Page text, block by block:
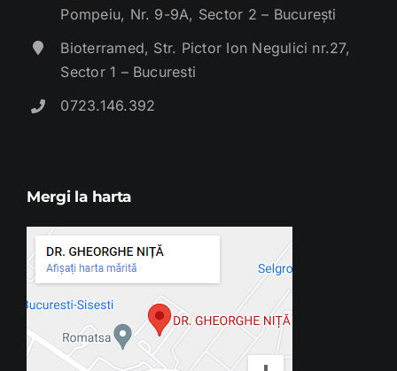
Pompeiu, Nr. 9-9A, Sector 2 – București
Bioterramed, Str. Pictor Ion Negulici nr.27,
Sector 1 – Bucuresti
0723.146.392
Mergi la harta